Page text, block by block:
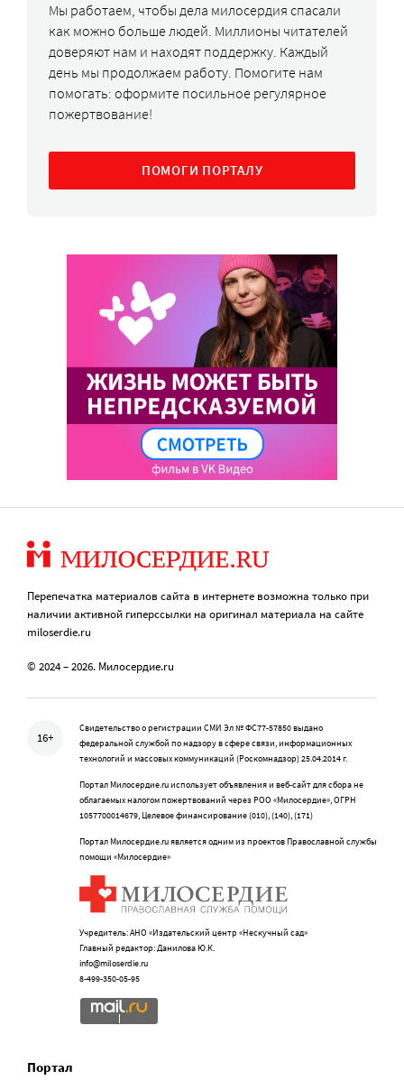
Мы работаем, чтобы дела милосердия спасали
как можно больше людей. Миллионы читателей
доверяют нам и находят поддержку. Каждый
день мы продолжаем работу. Помогите нам
помогать: оформите посильное регулярное
пожертвование!
ПОМОГИ ПОРТАЛУ
Перепечатка материалов сайта в интернете возможна только при
наличии активной гиперссылки на оригинал материала на сайте
miloserdie.ru
© 2024 – 2026. Милосердие.ru
16+
Свидетельство о регистрации СМИ Эл № ФС77-57850 выдано
федеральной службой по надзору в сфере связи, информационных
технологий и массовых коммуникаций (Роскомнадзор) 25.04.2014 г.
Портал Милосердие.ru использует объявления и веб-сайт для сбора не
облагаемых налогом пожертвований через РОО «Милосердие», ОГРН
1057700014679, Целевое финансирование (010), (140), (171)
Портал Милосердие.ru является одним из проектов Православной службы
помощи «Милосердие»
Учредитель: АНО «Издательский центр «Нескучный сад»
Главный редактор: Данилова Ю.К.
info@miloserdie.ru
8-499-350-05-95
Портал